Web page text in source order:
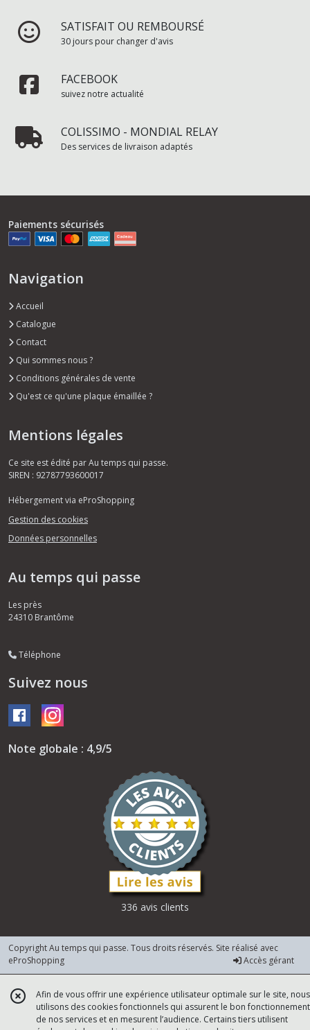
SATISFAIT OU REMBOURSÉ
30 jours pour changer d'avis
FACEBOOK
suivez notre actualité
COLISSIMO - MONDIAL RELAY
Des services de livraison adaptés
Paiements sécurisés
Navigation
Accueil
Catalogue
Contact
Qui sommes nous ?
Conditions générales de vente
Qu'est ce qu'une plaque émaillée ?
Mentions légales
Ce site est édité par Au temps qui passe.
SIREN : 92787793600017
Hébergement via eProShopping
Gestion des cookies
Données personnelles
Au temps qui passe
Les près
24310 Brantôme
Téléphone
Suivez nous
Note globale : 4,9/5
336 avis clients
Copyright Au temps qui passe. Tous droits réservés. Site réalisé avec
eProShopping
Accès gérant
Afin de vous offrir une expérience utilisateur optimale sur le site, nous
utilisons des cookies fonctionnels qui assurent le bon fonctionnement
de nos services et en mesurent l’audience. Certains tiers utilisent